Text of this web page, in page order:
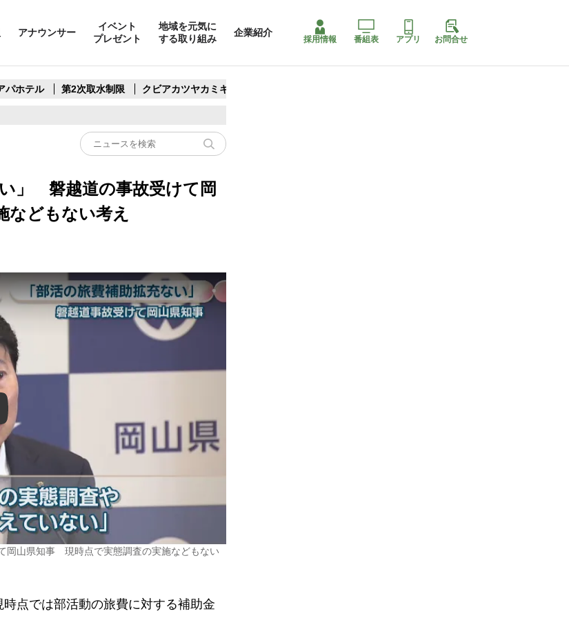
アナウンサー
イベント
プレゼント
地域を元気に
する取り組み
企業紹介
採用情報 番組表 アプリ お問合せ
パホテル 第2次取水制限 クビアカツヤカミキリ
い」 磐越道の事故受けて岡
どもない考え
岡山県知事 現時点で実態調査の実施などもない
点では部活動の旅費に対する補助金